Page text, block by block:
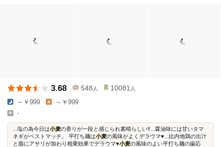
3.68 548 人 10081 人
～￥999 ～￥999
-
...塩の為今日は小麦の香りが一段と感じられ素晴らしい‼️...醤油味には甘いタマ
ネギがベストマッチ。 平打ち麺は小麦の風味がよくデラウマ♥️...比内地鶏の出汁
と脂にアサリが加わり相乗効果でデラウマ♥️小麦の風味のよい平打ち麺の歯応